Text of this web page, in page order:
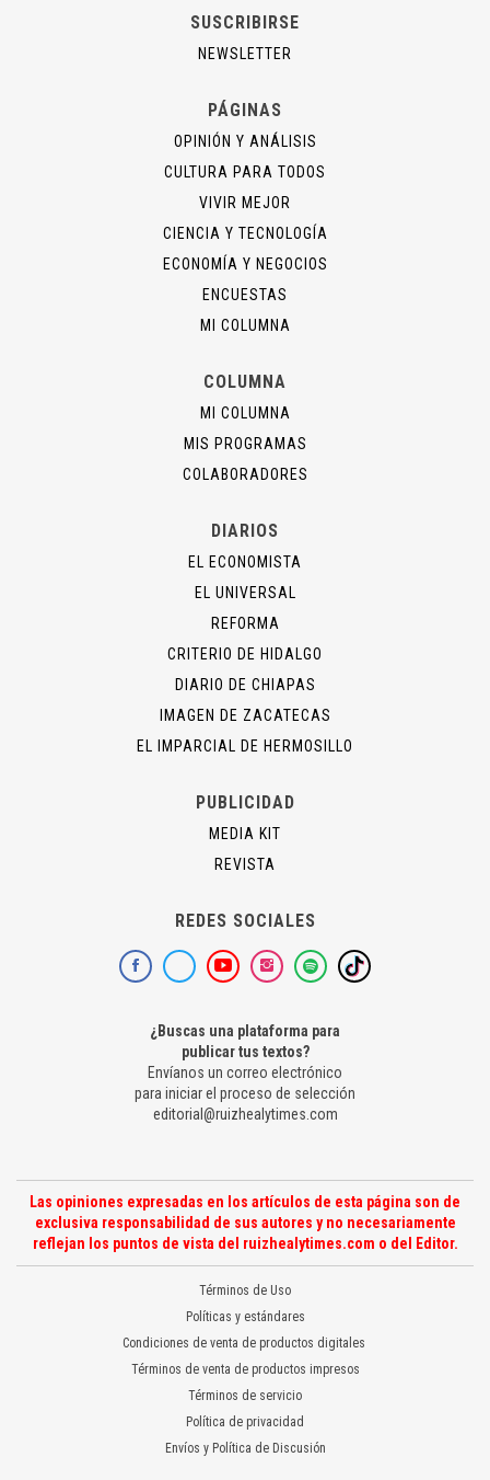
SUSCRIBIRSE
NEWSLETTER
PÁGINAS
OPINIÓN Y ANÁLISIS
CULTURA PARA TODOS
VIVIR MEJOR
CIENCIA Y TECNOLOGÍA
ECONOMÍA Y NEGOCIOS
ENCUESTAS
MI COLUMNA
COLUMNA
MI COLUMNA
MIS PROGRAMAS
COLABORADORES
DIARIOS
EL ECONOMISTA
EL UNIVERSAL
REFORMA
CRITERIO DE HIDALGO
DIARIO DE CHIAPAS
IMAGEN DE ZACATECAS
EL IMPARCIAL DE HERMOSILLO
PUBLICIDAD
MEDIA KIT
REVISTA
REDES SOCIALES
¿Buscas una plataforma para
publicar tus textos?
Envíanos un correo electrónico
para iniciar el proceso de selección
editorial@ruizhealytimes.com
Las opiniones expresadas en los artículos de esta página son de
exclusiva responsabilidad de sus autores y no necesariamente
reflejan los puntos de vista del ruizhealytimes.com o del Editor.
Términos de Uso
Políticas y estándares
Condiciones de venta de productos digitales
Términos de venta de productos impresos
Términos de servicio
Política de privacidad
Envíos y Política de Discusión